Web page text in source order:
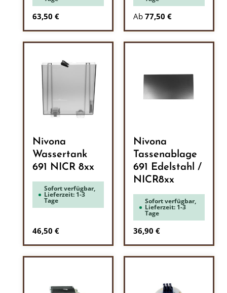
Regulärer Preis:
63,50 € Ab 77,50 €
Nivona
Wassertank
691 NICR 8xx
Sofort verfügbar,
Lieferzeit: 1-3
Tage
Regulärer Preis:
46,50 €
Nivona
Tassenablage
691 Edelstahl /
NICR8xx
Sofort verfügbar,
Lieferzeit: 1-3
Tage
Regulärer Preis:
36,90 €